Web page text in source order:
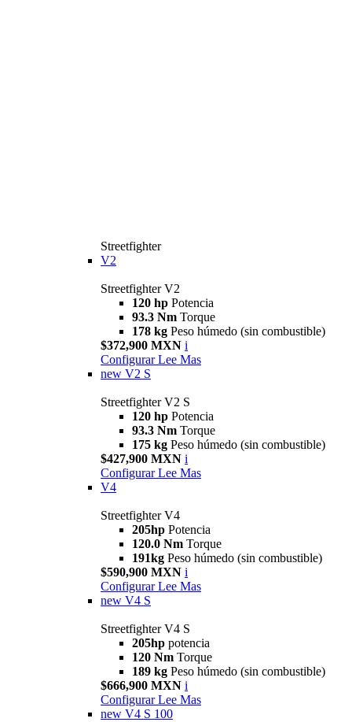
Streetfighter
V2
Streetfighter V2
120 hp Potencia
93.3 Nm Torque
178 kg Peso húmedo (sin combustible)
$372,900 MXN i
Configurar Lee Mas
new V2 S
Streetfighter V2 S
120 hp Potencia
93.3 Nm Torque
175 kg Peso húmedo (sin combustible)
$427,900 MXN i
Configurar Lee Mas
V4
Streetfighter V4
205hp Potencia
120.0 Nm Torque
191kg Peso húmedo (sin combustible)
$590,900 MXN i
Configurar Lee Mas
new V4 S
Streetfighter V4 S
205hp potencia
120 Nm Torque
189 kg Peso húmedo (sin combustible)
$666,900 MXN i
Configurar Lee Mas
new V4 S 100